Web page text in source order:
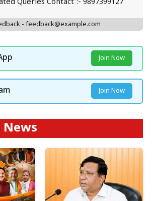
Queries Contact :- 9897399127
- feedback@example.com
Join Now
Join Now
News